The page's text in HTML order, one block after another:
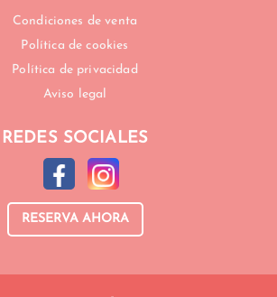
Condiciones de venta
Política de cookies
Política de privacidad
Aviso legal
REDES SOCIALES
RESERVA AHORA